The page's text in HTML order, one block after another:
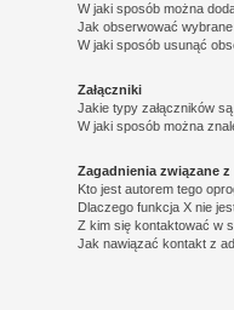
W jaki sposób można
Jak obserwować
W jaki sposób usunąć
Załączniki
Jakie typy załączników
W jaki sposób można
Zagadnienia związane
Kto jest autorem tego
Dlaczego funkcja X nie
Z kim się kontaktować w
Jak nawiązać kontakt z